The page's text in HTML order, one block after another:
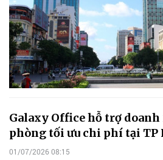
Galaxy Office hỗ trợ
phòng tối ưu chi phí tại TP
01/07/2026 08:15